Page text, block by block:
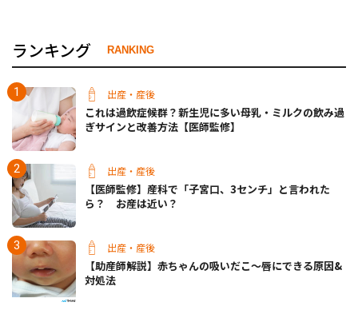
ランキング RANKING
出産・産後
これは過飲症候群？新生児に多い母乳・ミルクの飲み過
ぎサインと改善方法【医師監修】
出産・産後
【医師監修】産科で「子宮口、3センチ」と言われた
ら？ お産は近い？
出産・産後
【助産師解説】赤ちゃんの吸いだこ〜唇にできる原因&
対処法